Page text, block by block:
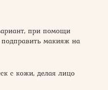
при помощи
макияж на
с кожи, делая лицо